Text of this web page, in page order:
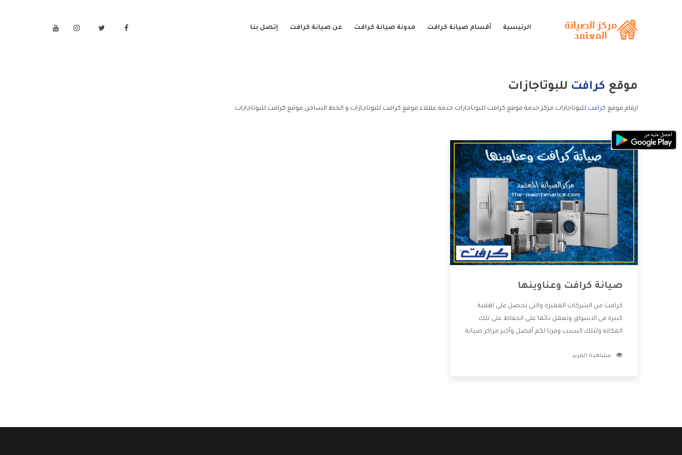
الرئيسية أقسام صيانة كرافت مدونة صيانة كرافت عن صيانة كرافت إتصل بنا
موقع كرافت للبوتاجازات
ارقام موقع كرافت للبوتاجازات مركز خدمة موقع كرافت للبوتاجازات خدمة عملاء موقع كرافت للبوتاجازات و الخط الساخن موقع كرافت للبوتاجازات.
صيانة كرافت وعناوينها
كرافت من الشركات المميزة والتى تحصل على اهمية
كبيرة فى الاسواق وتعمل دائما على الحفاظ على تلك
المكانه ولتلك السبب وفرنا لكم أفضل وأكبر مراكز صيانة
ويستطيع القيام بتصليح جميع المنتجات دون اى ازعاج
مشاهدة المزيد